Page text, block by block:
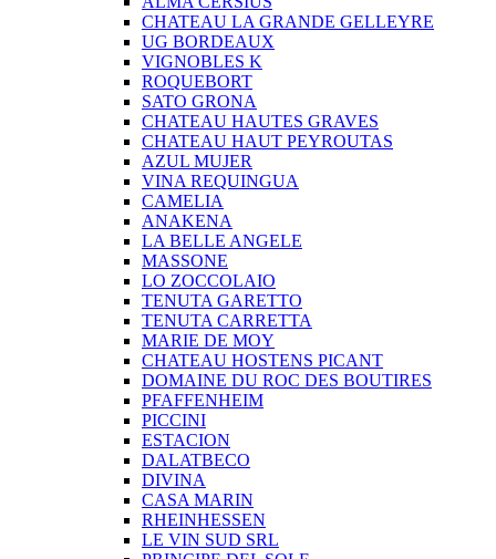
CHATEAU LA GRANDE GELLEYRE
UG BORDEAUX
VIGNOBLES K
ROQUEBORT
SATO GRONA
CHATEAU HAUTES GRAVES
CHATEAU HAUT PEYROUTAS
AZUL MUJER
VINA REQUINGUA
CAMELIA
ANAKENA
LA BELLE ANGELE
MASSONE
LO ZOCCOLAIO
TENUTA GARETTO
TENUTA CARRETTA
MARIE DE MOY
CHATEAU HOSTENS PICANT
DOMAINE DU ROC DES BOUTIRES
PFAFFENHEIM
PICCINI
ESTACION
DALATBECO
DIVINA
CASA MARIN
RHEINHESSEN
LE VIN SUD SRL